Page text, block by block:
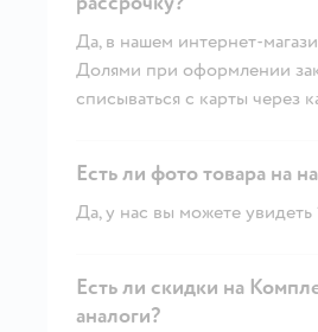
Да, в нашем интернет-
Долями при оформлении
списываться с карты через
Есть ли фото товара на
Да, у нас вы можете
Есть ли скидки на
аналоги?